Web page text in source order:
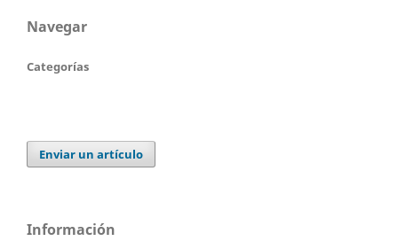
Navegar
Categorías
Enviar un artículo
Información